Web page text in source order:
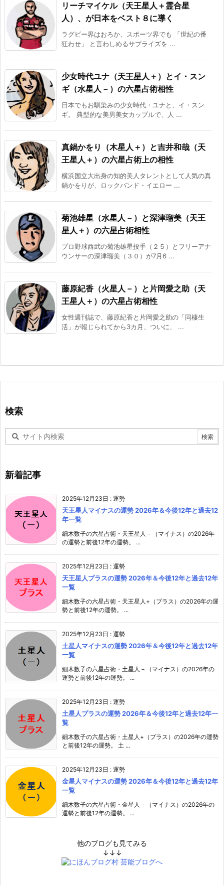
リーチマイケル（天王星人＋霊合星
人）、が日本をベスト８に導く
ラグビー界はおろか、スポーツ界でも 「世紀の番
狂わせ」 と言わしめるサプライズを ...
少女時代ユナ（天王星人＋）とイ・スン
ギ（水星人－）の六星占術相性
日本でもお馴染みの少女時代・ユナと、イ・スン
ギ。 典型的な美男美女カップルで、人 ...
真鍋かをり（木星人＋）と吉井和哉（天
王星人＋）の六星占術上の相性
横浜国立大出身の知的美人タレントとして人気の真
鍋かをりが、ロックバンド・イエロー ...
菊池雄星（水星人－）と深津瑠美（天王
星人＋）の六星占術相性
プロ野球西武の菊池雄星投手（２５）とフリーアナ
ウンサーの深津瑠美（３０）が7月6 ...
藤原紀香（火星人－）と片岡愛之助（天
王星人＋）の六星占術相性
女性週刊誌で、藤原紀香と片岡愛之助の「同棲生
活」が報じられてから3カ月、ついに、 ...
検索
新着記事
2025年12月23日 : 運勢
天王星人マイナスの運勢 2026年＆今後12年と過去12
年一覧
細木数子の六星占術・天王星人－（マイナス）の2026年
の運勢と前後12年の運勢。 ...
2025年12月23日 : 運勢
天王星人プラスの運勢 2026年＆今後12年と過去12年
一覧
細木数子の六星占術・天王星人+（プラス）の2026年の運
勢と前後12年の運勢。 ...
2025年12月23日 : 運勢
土星人マイナスの運勢 2026年＆今後12年と過去12年
一覧
細木数子の六星占術・土星人－（マイナス）の2026年の
運勢と前後12年の運勢。 ...
2025年12月23日 : 運勢
土星人プラスの運勢 2026年＆今後12年と過去12年一
覧
細木数子の六星占術・土星人+（プラス）の2026年の運勢
と前後12年の運勢。 土 ...
2025年12月23日 : 運勢
金星人マイナスの運勢 2026年＆今後12年と過去12年
一覧
細木数子の六星占術・金星人－（マイナス）の2026年の
運勢と前後12年の運勢。 ...
他のブログも見てみる
↓↓↓